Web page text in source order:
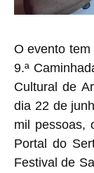
O evento
9.ª
Cultural de
dia 22 de
mil pessoas,
Portal do
Festival de